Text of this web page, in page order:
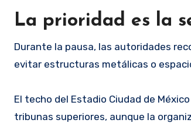
La prioridad es la
Durante la pausa, las autoridades
evitar estructuras metálicas o
El techo del Estadio Ciudad de
tribunas superiores, aunque la